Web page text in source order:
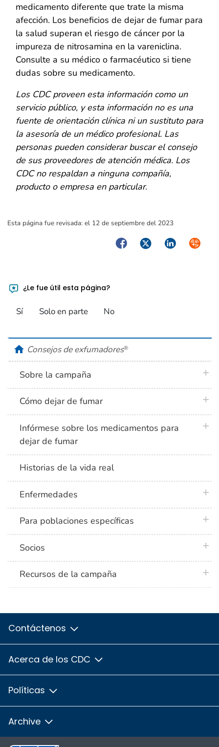
medicamento diferente que trate la misma
afección. Los beneficios de dejar de fumar para
la salud superan el riesgo de cáncer por la
impureza de nitrosamina en la vareniclina.
Consulte a su médico o farmacéutico si tiene
dudas sobre su medicamento.
Los CDC proveen esta información como un
servicio público, y esta información no es una
fuente de orientación clínica ni un sustituto para
la asesoría de un médico profesional. Las
personas pueden considerar buscar el consejo
de sus proveedores de atención médica. Los
CDC no respaldan a ninguna compañía,
producto o empresa en particular.
Esta página fue revisada: el 12 de septiembre del 2023
FacebookTwitterLinkedIn
¿Le fue útil esta página?
Sí Solo en parte No
homeConsejos de exfumadores®
Sobre la campaña
Cómo dejar de fumar
Infórmese sobre los medicamentos para
dejar de fumar
Historias de la vida real
Enfermedades
Para poblaciones específicas
Socios
Recursos de la campaña
Contáctenos
Acerca de los CDC
Políticas
Archive